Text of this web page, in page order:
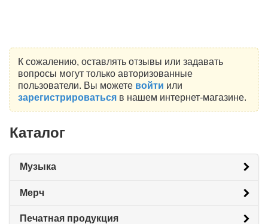
К сожалению, оставлять отзывы или задавать
вопросы могут только авторизованные
пользователи. Вы можете войти или
зарегистрироватьсяв нашем интернет-магазине.
Каталог
Музыка
Мерч
Печатная продукция